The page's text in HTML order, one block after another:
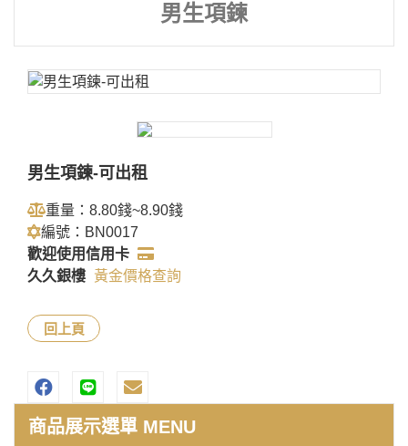
商品展示選單 MENU
男生項鍊
男生項鍊-可出租
重量：8.80錢~8.90錢
編號：BN0017
歡迎使用信用卡
久久銀樓 黃金價格查詢
回上頁